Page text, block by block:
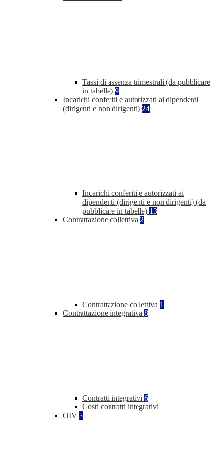
Tassi di assenza trimestrali (da pubblicare
in tabelle) 9
Incarichi conferiti e autorizzati ai dipendenti
(dirigenti e non dirigenti) 24
Incarichi conferiti e autorizzati ai
dipendenti (dirigenti e non dirigenti) (da
pubblicare in tabelle) 13
Contrattazione collettiva 2
Contrattazione collettiva 1
Contrattazione integrativa 8
Contratti integrativi 6
Costi contratti integrativi
OIV 3